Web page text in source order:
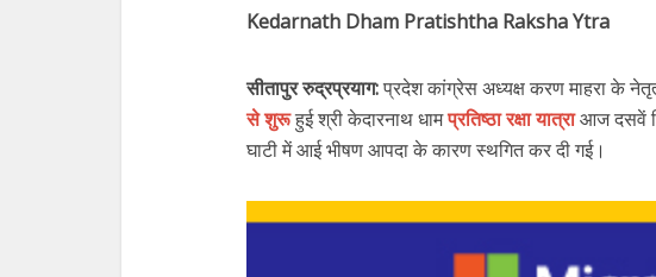
Kedarnath Dham Pratishtha Raksha Ytra
सीतापुर रुद्रप्रयाग:प्रदेश कांग्रेस अध्यक्ष करण माहरा के
से शुरूहुई श्री केदारनाथ धामप्रतिष्ठा रक्षा यात्राआज दसवें
घाटी में आई भीषण आपदा के कारण स्थगित कर दी गई।